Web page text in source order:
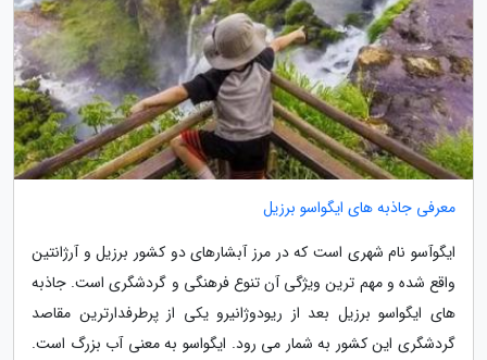
معرفی جاذبه های ایگواسو برزیل
ایگوآسو نام شهری است که در مرز آبشارهای دو کشور برزیل و آرژانتین
واقع شده و مهم ترین ویژگی آن تنوع فرهنگی و گردشگری است. جاذبه
های ایگواسو برزیل بعد از ریودوژانیرو یکی از پرطرفدارترین مقاصد
گردشگری این کشور به شمار می رود. ایگواسو به معنی آب بزرگ است.